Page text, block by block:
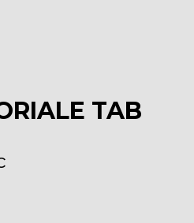
TAB